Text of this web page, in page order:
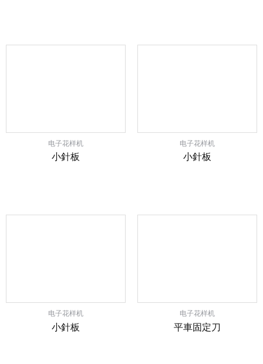
电子花样机
小針板
电子花样机
小針板
电子花样机
小針板
电子花样机
平車固定刀